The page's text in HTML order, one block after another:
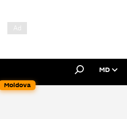
Moldova
MD